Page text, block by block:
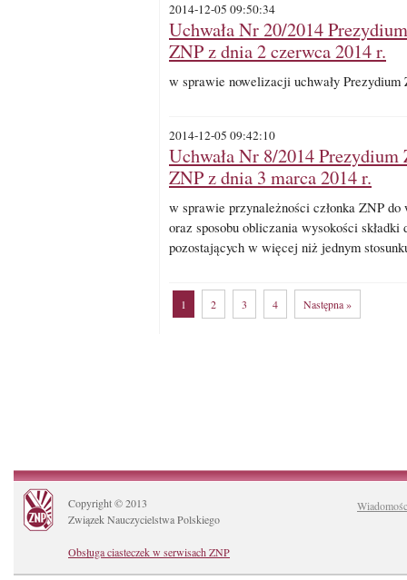
2014-12-05 09:50:34
Uchwała Nr 20/2014
ZNP z dnia 2 czerwca 2014 r.
w sprawie nowelizacji uchwały
2014-12-05 09:42:10
Uchwała Nr 8/2014 Prezydium
ZNP z dnia 3 marca 2014 r.
w sprawie przynależności członka ZNP
oraz sposobu obliczania wysokości składki
pozostających w więcej niż jednym
1 2 3 4 Następna »
Copyright © 2013
Związek Nauczycielstwa Polskiego
Obsługa ciasteczek w serwisach ZNP